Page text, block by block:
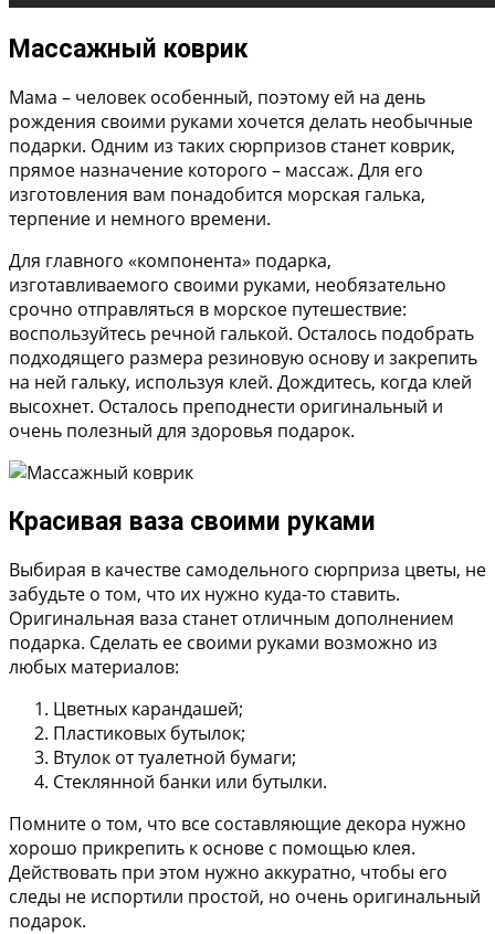
Массажный коврик
Мама – человек особенный, поэтому ей на день
рождения своими руками хочется делать необычные
подарки. Одним из таких сюрпризов станет коврик,
прямое назначение которого – массаж. Для его
изготовления вам понадобится морская галька,
терпение и немного времени.
Для главного «компонента» подарка,
изготавливаемого своими руками, необязательно
срочно отправляться в морское путешествие:
воспользуйтесь речной галькой. Осталось подобрать
подходящего размера резиновую основу и закрепить
на ней гальку, используя клей. Дождитесь, когда клей
высохнет. Осталось преподнести оригинальный и
очень полезный для здоровья подарок.
Красивая ваза своими руками
Выбирая в качестве самодельного сюрприза цветы, не
забудьте о том, что их нужно куда-то ставить.
Оригинальная ваза станет отличным дополнением
подарка. Сделать ее своими руками возможно из
любых материалов:
Цветных карандашей;
Пластиковых бутылок;
Втулок от туалетной бумаги;
Стеклянной банки или бутылки.
Помните о том, что все составляющие декора нужно
хорошо прикрепить к основе с помощью клея.
Действовать при этом нужно аккуратно, чтобы его
следы не испортили простой, но очень оригинальный
подарок.